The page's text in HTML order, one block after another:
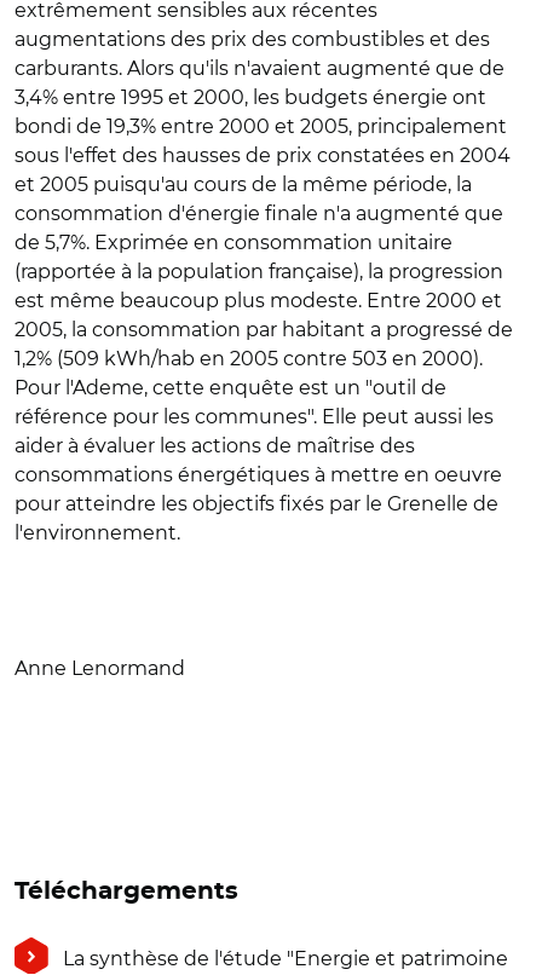
extrêmement sensibles aux récentes
augmentations des prix des combustibles et des
carburants. Alors qu'ils n'avaient augmenté que de
3,4% entre 1995 et 2000, les budgets énergie ont
bondi de 19,3% entre 2000 et 2005, principalement
sous l'effet des hausses de prix constatées en 2004
et 2005 puisqu'au cours de la même période, la
consommation d'énergie finale n'a augmenté que
de 5,7%. Exprimée en consommation unitaire
(rapportée à la population française), la progression
est même beaucoup plus modeste. Entre 2000 et
2005, la consommation par habitant a progressé de
1,2% (509 kWh/hab en 2005 contre 503 en 2000).
Pour l'Ademe, cette enquête est un "outil de
référence pour les communes". Elle peut aussi les
aider à évaluer les actions de maîtrise des
consommations énergétiques à mettre en oeuvre
pour atteindre les objectifs fixés par le Grenelle de
l'environnement.
Anne Lenormand
Téléchargements
La synthèse de l'étude "Energie et patrimoine